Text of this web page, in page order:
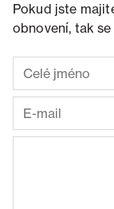
Pokud jste
obnovení, tak